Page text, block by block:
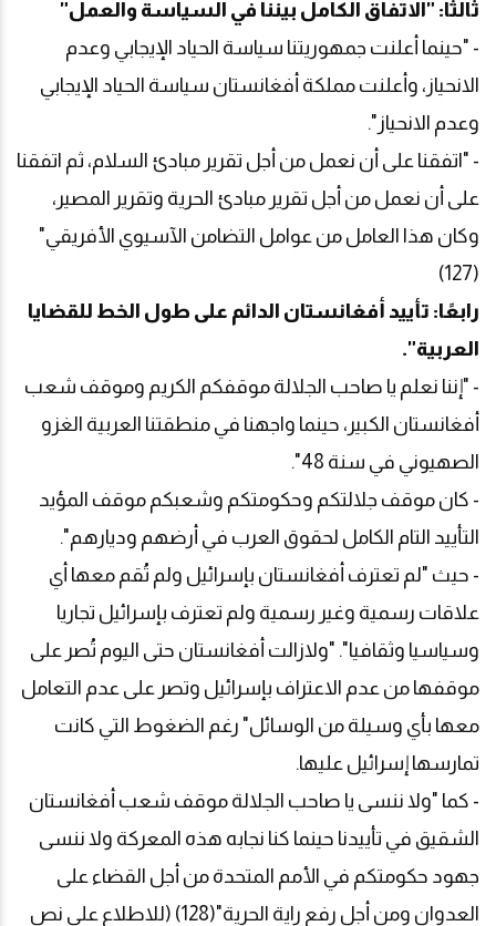
ثالثًا: "الاتفاق الكامل بيننا في السياسة والعمل"
- "حينما أعلنت جمهوريتنا سياسة الحياد الإيجابي وعدم
الانحياز، وأعلنت مملكة أفغانستان سياسة الحياد الإيجابي
وعدم الانحياز".
- "اتفقنا على أن نعمل من أجل تقرير مبادئ السلام، ثم اتفقنا
على أن نعمل من أجل تقرير مبادئ الحرية وتقرير المصير،
وكان هذا العامل من عوامل التضامن الآسيوي الأفريقي"
(127)
رابعًا: تأييد أفغانستان الدائم على طول الخط للقضايا
العربية".
- "إننا نعلم يا صاحب الجلالة موقفكم الكريم وموقف شعب
أفغانستان الكبير، حينما واجهنا في منطقتنا العربية الغزو
الصهيوني في سنة 48".
- كان موقف جلالتكم وحكومتكم وشعبكم موقف المؤيد
التأييد التام الكامل لحقوق العرب في أرضهم وديارهم".
- حيث "لم تعترف أفغانستان بإسرائيل ولم تُقم معها أي
علاقات رسمية وغير رسمية ولم تعترف بإسرائيل تجاريا
وسياسيا وثقافيا". "ولازالت أفغانستان حتى اليوم تُصر على
موقفها من عدم الاعتراف بإسرائيل وتصر على عدم التعامل
معها بأي وسيلة من الوسائل" رغم الضغوط التي كانت
تمارسها إسرائيل عليها.
- كما "ولا ننسى يا صاحب الجلالة موقف شعب أفغانستان
الشقيق في تأييدنا حينما كنا نجابه هذه المعركة ولا ننسى
جهود حكومتكم في الأمم المتحدة من أجل القضاء على
العدوان ومن أجل رفع راية الحرية"(128) (للاطلاع على نص